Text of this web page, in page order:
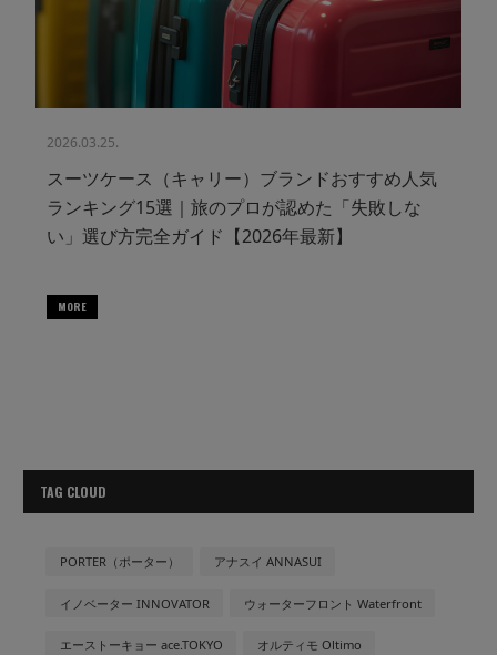
2026.03.25.
スーツケース（キャリー）ブランドおすすめ人気
ランキング15選｜旅のプロが認めた「失敗しな
い」選び方完全ガイド【2026年最新】
MORE
TAG CLOUD
PORTER（ポーター） アナスイ ANNASUI
イノベーター INNOVATOR ウォーターフロント Waterfront
エーストーキョー ace.TOKYO オルティモ Oltimo